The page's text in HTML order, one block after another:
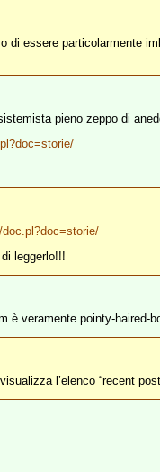
di essere particolarmente
pieno zeppo di
leggerlo!!!
è veramente pointy-haired-
l’elenco “recent